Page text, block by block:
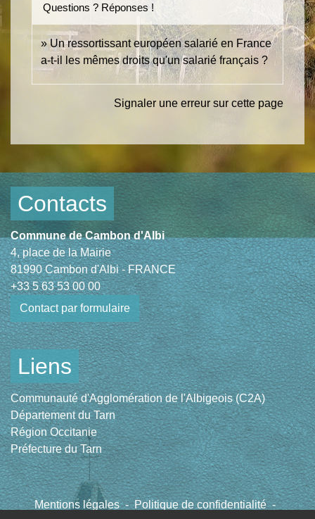
Questions ? Réponses !
Un ressortissant européen salarié en France
a-t-il les mêmes droits qu'un salarié français ?
Signaler une erreur sur cette page
Contacts
Commune de Cambon d'Albi
4, place de la Mairie
81990 Cambon d'Albi - FRANCE
+33 5 63 53 00 00
Contact par formulaire
Liens
Communauté d'Agglomération de l'Albigeois (C2A)
Département du Tarn
Région Occitanie
Préfecture du Tarn
Mentions légales - Politique de confidentialité -